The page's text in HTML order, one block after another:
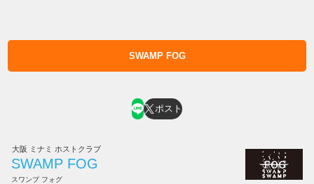
SWAMP FOG
ポスト
大阪 ミナミ ホストクラブ
SWAMP FOG
スワンプ フォグ